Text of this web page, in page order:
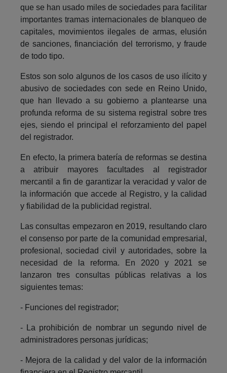
que se han usado miles de sociedades para facilitar
importantes tramas internacionales de blanqueo de
capitales, movimientos ilegales de armas, elusión
de sanciones, financiación del terrorismo, y fraude
de todo tipo.
Estos son solo algunos de los casos de uso ilícito y
abusivo de sociedades con sede en Reino Unido,
que han llevado a su gobierno a plantearse una
profunda reforma de su sistema registral sobre tres
ejes, siendo el principal el reforzamiento del papel
del registrador.
En efecto, la primera batería de reformas se destina
a atribuir mayores facultades al registrador
mercantil a fin de garantizar la veracidad y valor de
la información que accede al Registro, y la calidad
y fiabilidad de la publicidad registral.
Las consultas empezaron en 2019, resultando claro
el consenso por parte de la comunidad empresarial,
profesional, sociedad civil y autoridades, sobre la
necesidad de la reforma. En 2020 y 2021 se
lanzaron tres consultas públicas relativas a los
siguientes temas:
- Funciones del registrador;
- La prohibición de nombrar un segundo nivel de
administradores personas jurídicas;
- Mejora de la calidad y del valor de la información